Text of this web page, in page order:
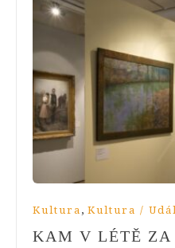
Kultura , Kultura /
KAM V LÉTĚ ZA